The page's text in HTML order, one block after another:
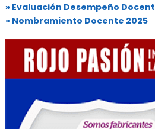
» Evaluación Desempeño
» Nombramiento Docente 2025